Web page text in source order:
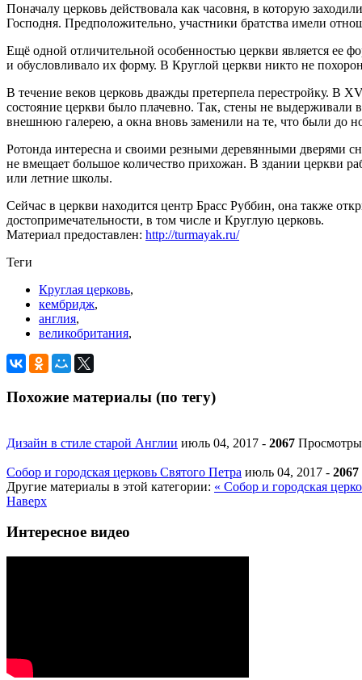
Поначалу церковь действовала как часовня, в которую
Господня. Предположительно, участники братства имели
Ещё одной отличительной особенностью церкви является ее
и обусловливало их форму. В Круглой церкви никто не
В течение веков церковь дважды претерпела перестройку. В
состояние церкви было плачевно. Так, стены не выдерживали
внешнюю галерею, а окна вновь заменили на те, что были до
Ротонда интересна и своими резными деревянными дверями
не вмещает большое количество прихожан. В здании церкви
или летние школы.
Сейчас в церкви находится центр Брасс Руббин, она также
достопримечательности, в том числе и Круглую церковь.
Материал предоставлен: http://turmayak.ru/
Теги
Круглая церковь,
кембридж,
англия,
великобритания,
Похожие материалы (по тегу)
Дизайн в стиле старой Англии июль 04, 2017 - 2067 Просмотры
Собор и городская церковь Святого Петра июль 04, 2017 - 2067
Другие материалы в этой категории: « Собор и городская
Наверх
Интересное видео